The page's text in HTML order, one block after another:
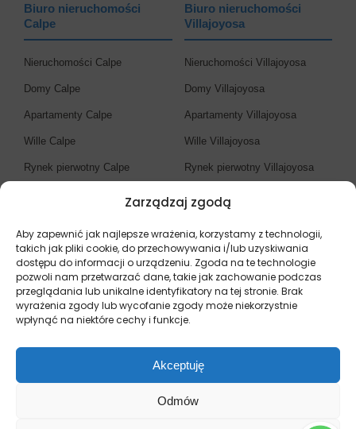
Zarządzaj zgodą
Aby zapewnić jak najlepsze wrażenia, korzystamy z technologii,
takich jak pliki cookie, do przechowywania i/lub uzyskiwania
dostępu do informacji o urządzeniu. Zgoda na te technologie
pozwoli nam przetwarzać dane, takie jak zachowanie podczas
przeglądania lub unikalne identyfikatory na tej stronie. Brak
wyrażenia zgody lub wycofanie zgody może niekorzystnie
wpłynąć na niektóre cechy i funkcje.
Akceptuję
Odmów
Biuro nieruchomości
Calpe
Nieruchomości Calpe
Domy Calpe
Apartamenty Calpe
Wille Calpe
Rynek pierwotny Calpe
Biuro nieruchomości
Villajoyosa
Nieruchomości Villajoyosa
Domy Villajoyosa
Apartamenty Villajoyosa
Wille Villajoyosa
Rynek pierwotny Villajoyosa
Biuro nieruchomości
Nieruchomości Costa Blanca
Domy Costa Blanca
Apartamenty Costa Blanca
Rynek pierwotny Costa Blanca